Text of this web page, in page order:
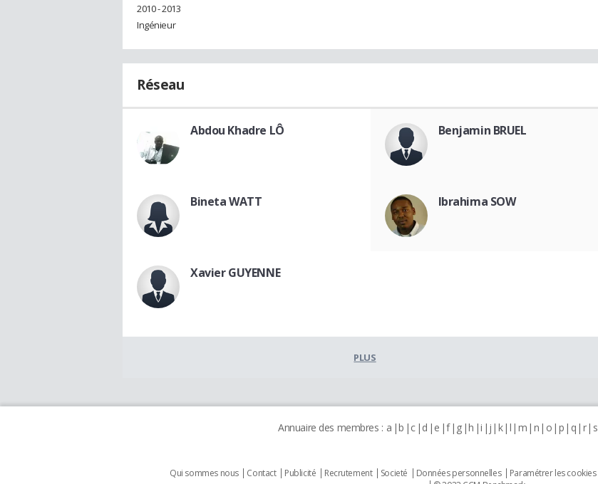
2010 - 2013
Ingénieur
Réseau
Abdou Khadre LÔ Benjamin BRUEL
Bineta WATT Ibrahima SOW
Xavier GUYENNE
PLUS
Annuaire des membres : a b c d e f g h i j k l m n o p q r s
Qui sommes nous Contact Publicité Recrutement Societé Données personnelles Paramétrer les cookies